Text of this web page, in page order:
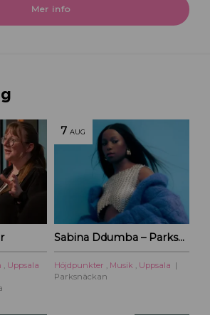
Mer info
, Uppsala
7 AUG
Sabina Ddumba – Parksnäckan – 2026
Höjdpunkter , Musik , Uppsala
Parksnäckan